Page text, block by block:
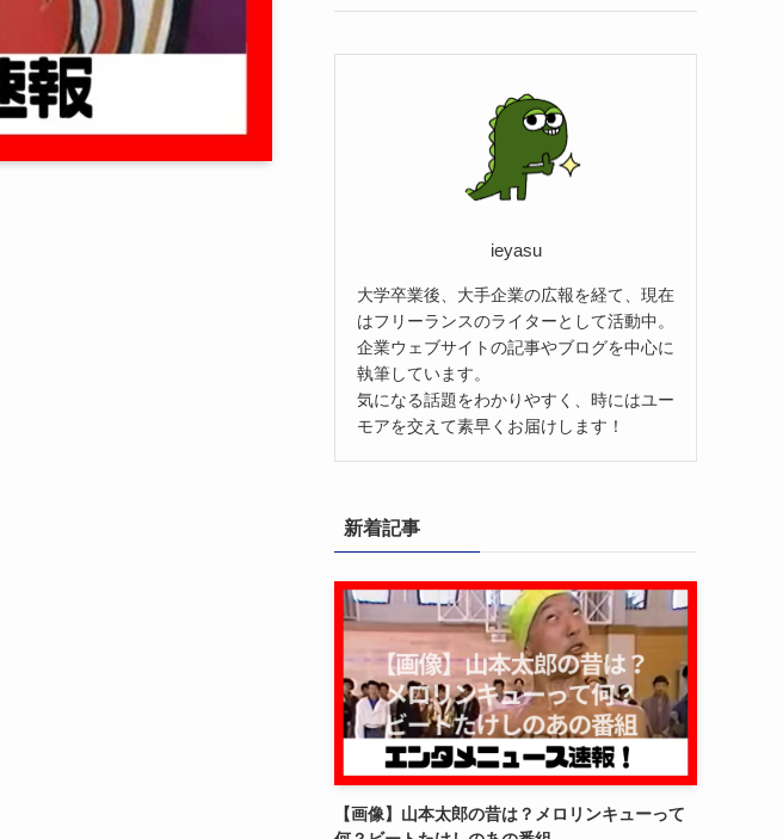
ieyasu
大学卒業後、大手企業の広報を経て、現在
はフリーランスのライターとして活動中。
企業ウェブサイトの記事やブログを中心に
執筆しています。
気になる話題をわかりやすく、時にはユー
モアを交えて素早くお届けします！
新着記事
【画像】山本太郎の昔は？メロリンキューって